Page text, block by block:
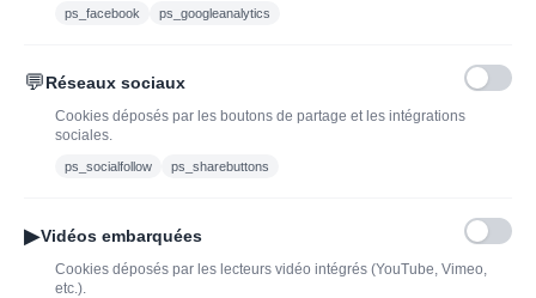
Offres du moment
Bouteilles d'exception
à découvrir| J’adopte un
vin
bouteille de champagne,
ps_facebook ps_googleanalytics
💬Réseaux sociaux
Cookies déposés par les boutons de partage et les intégrations
sociales.
ps_socialfollow ps_sharebuttons
▶Vidéos embarquées
Cookies déposés par les lecteurs vidéo intégrés (YouTube, Vimeo,
etc.).